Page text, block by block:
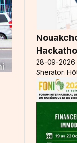
28-09-2026
Sheraton